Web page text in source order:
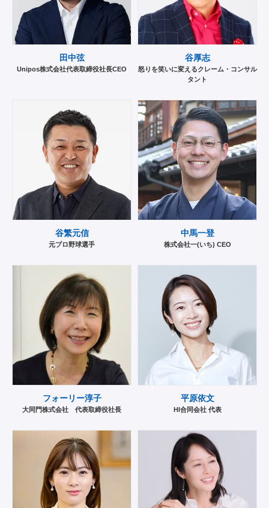
田中弦
Unipos株式会社代表取締役社長CEO
谷厚志
怒りを笑いに変えるクレーム・コンサル
タント
谷繁元信
元プロ野球選手
中馬一登
株式会社一(いち) CEO
フォーリー淳子
大同門株式会社 代表取締役社長
平原依文
HI合同会社 代表